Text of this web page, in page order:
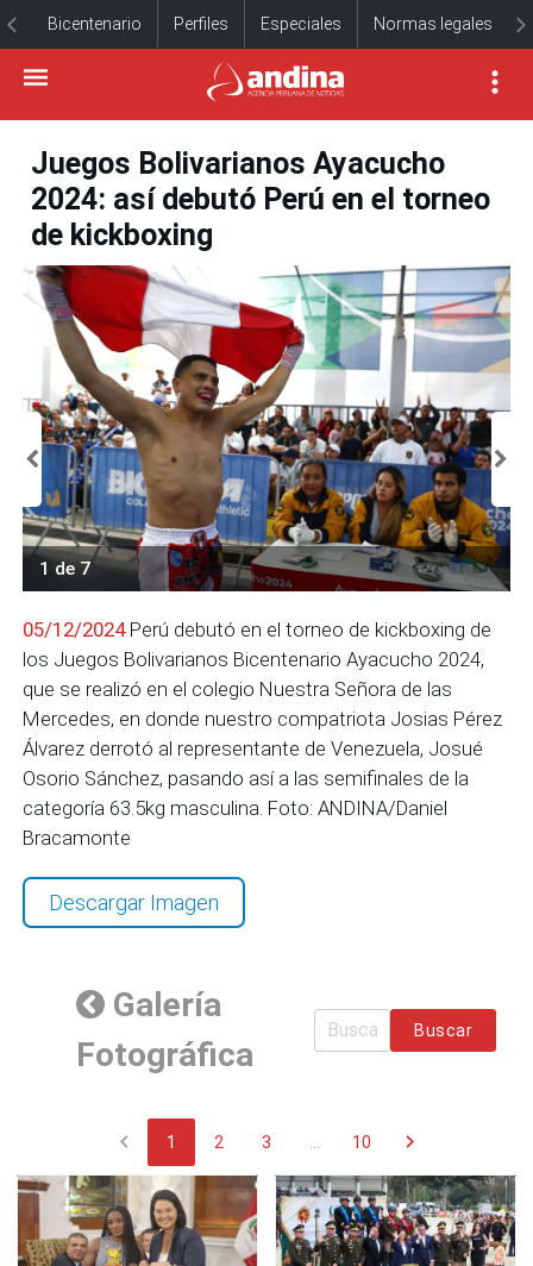
Bicentenario Perfiles Especiales Normas legales
Juegos Bolivarianos Ayacucho
2024: así debutó Perú en el torneo
de kickboxing
1 de 7
05/12/2024Perú debutó en el torneo de kickboxing de
los Juegos Bolivarianos Bicentenario Ayacucho 2024,
que se realizó en el colegio Nuestra Señora de las
Mercedes, en donde nuestro compatriota Josias Pérez
Álvarez derrotó al representante de Venezuela, Josué
Osorio Sánchez, pasando así a las semifinales de la
categoría 63.5kg masculina. Foto: ANDINA/Daniel
Bracamonte
Descargar Imagen
Galería
Fotográfica
Buscar
chevron_left 1 2 3 10 chevron_right